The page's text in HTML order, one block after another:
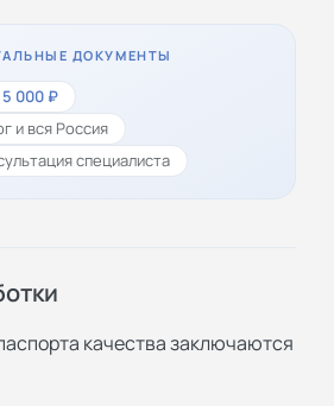
ДОКУМЕНТЫ
5 000 ₽
и вся Россия
специалиста
качества заключаются